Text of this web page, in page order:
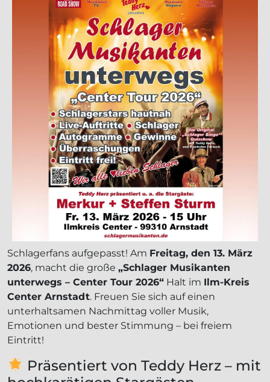
Schlagerfans aufgepasst! Am Freitag, den 13. März
2026, macht die große „Schlager Musikanten
unterwegs – Center Tour 2026“ Halt im Ilm-Kreis
Center Arnstadt. Freuen Sie sich auf einen
unterhaltsamen Nachmittag voller Musik,
Emotionen und bester Stimmung – bei freiem
Eintritt!
Präsentiert von Teddy Herz – mit